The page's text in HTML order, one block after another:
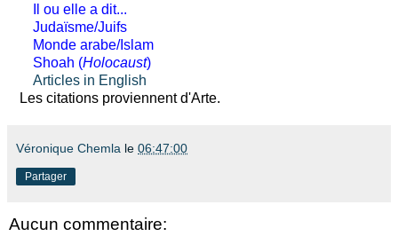
Il ou elle a dit...
Judaïsme/Juifs
Monde arabe/Islam
Shoah (Holocaust)
Articles in English
Les citations proviennent d'Arte.
Véronique Chemla le 06:47:00
Partager
Aucun commentaire: